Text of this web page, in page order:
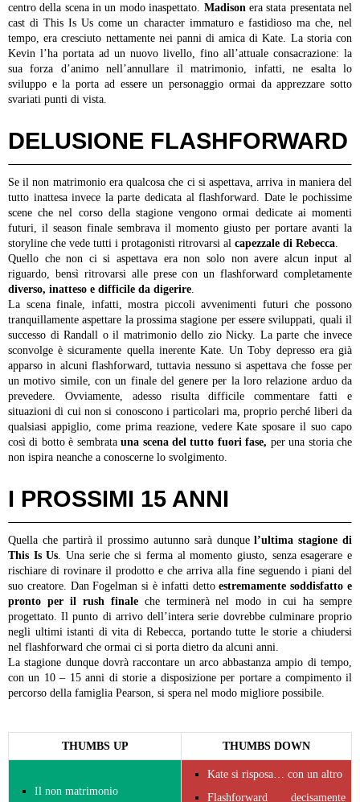
centro della scena in un modo inaspettato. Madisonera stata presentata nel
cast di This Is Us come un character immaturo e fastidioso ma che, nel
tempo, era cresciuto nettamente nei panni di amica di Kate. La storia con
Kevin l’ha portata ad un nuovo livello, fino all’attuale consacrazione: la
sua forza d’animo nell’annullare il matrimonio, infatti, ne esalta lo
sviluppo e la porta ad essere un personaggio ormai da apprezzare sotto
svariati punti di vista.
DELUSIONE FLASHFORWARD
Se il non matrimonio era qualcosa che ci si aspettava, arriva in maniera del
tutto inattesa invece la parte dedicata al flashforward. Date le pochissime
scene che nel corso della stagione vengono ormai dedicate ai momenti
futuri, il season finale sembrava il momento giusto per portare avanti la
storyline che vede tutti i protagonisti ritrovarsi al capezzale di Rebecca.
Quello che non ci si aspettava era non solo non avere alcun input al
riguardo, bensì ritrovarsi alle prese con un flashforward completamente
diverso, inatteso e difficile da digerire.
La scena finale, infatti, mostra piccoli avvenimenti futuri che possono
tranquillamente aspettare la prossima stagione per essere sviluppati, quali il
successo di Randall o il matrimonio dello zio Nicky. La parte che invece
sconvolge è sicuramente quella inerente Kate. Un Toby depresso era già
apparso in alcuni flashforward, tuttavia nessuno si aspettava che fosse per
un motivo simile, con un finale del genere per la loro relazione arduo da
prevedere. Ovviamente, adesso risulta difficile commentare fatti e
situazioni di cui non si conoscono i particolari ma, proprio perché liberi da
qualsiasi appiglio, come prima reazione, vedere Kate sposare il suo capo
così di botto è sembratauna scena del tutto fuori fase, per una storia che
non ispira neanche a conoscerne lo svolgimento.
I PROSSIMI 15 ANNI
Quella che partirà il prossimo autunno sarà dunquel’ultima stagione di
This Is Us. Una serie che si ferma al momento giusto, senza esagerare e
rischiare di rovinare il prodotto e che arriva alla fine seguendo i piani del
suo creatore. Dan Fogelman si è infatti dettoestremamente soddisfatto e
pronto per il rush finaleche terminerà nel modo in cui ha sempre
progettato. Il punto di arrivo dell’intera serie dovrebbe culminare proprio
negli ultimi istanti di vita di Rebecca, portando tutte le storie a chiudersi
nel flashforward che ormai ci si porta dietro da alcuni anni.
La stagione dunque dovrà raccontare un arco abbastanza ampio di tempo,
con un 10 – 15 anni di storie a disposizione per portare a compimento il
percorso della famiglia Pearson, si spera nel modo migliore possibile.
THUMBS UP THUMBS DOWN
Il non matrimonio
Kate si risposa… con un altro
Flashforward decisamente